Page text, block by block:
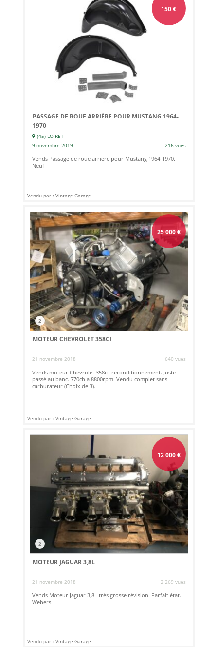
150€
PASSAGE DE ROUE ARRIÈRE POUR MUSTANG 1964-
1970
(45) LOIRET
9 novembre 2019
216 vues
Vends Passage de roue arrière pour Mustang 1964-1970.
Neuf
Vendu par : Vintage-Garage
25 000€
2
MOTEUR CHEVROLET 358CI
21 novembre 2018 640 vues
Vends moteur Chevrolet 358ci, reconditionnement. Juste
passé au banc. 770ch a 8800rpm. Vendu complet sans
carburateur (Choix de 3).
Vendu par : Vintage-Garage
12 000€
2
MOTEUR JAGUAR 3,8L
21 novembre 2018 2 269 vues
Vends Moteur Jaguar 3,8L très grosse révision. Parfait état.
Webers.
Vendu par : Vintage-Garage